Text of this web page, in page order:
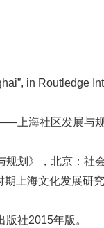
in Routledge
上海社区发展与
划》，北京：社会
上海文化发展研
社2015年版。